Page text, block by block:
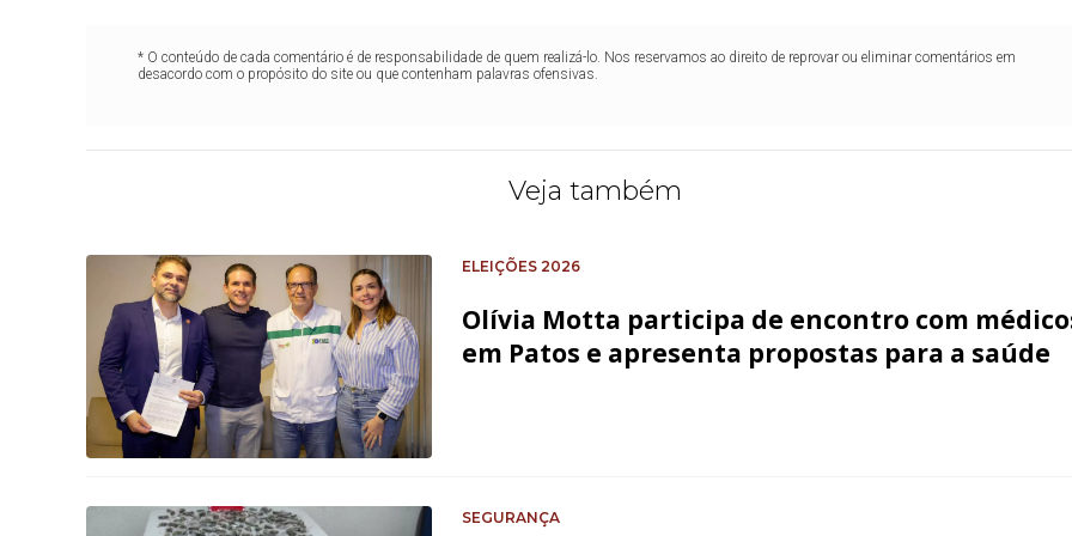
* O conteúdo de cada comentário é de responsabilidade de quem realizá-lo. Nos reservamos ao direito de reprovar ou eliminar comentários em
desacordo com o propósito do site ou que contenham palavras ofensivas.
Veja também
ELEIÇÕES 2026
Olívia Motta participa de encontro com
em Patos e apresenta propostas para a saúde
SEGURANÇA